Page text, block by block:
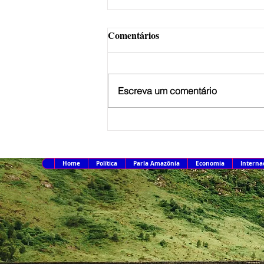
Estudo detalha panorama e
estratégicos na Amazônia
Comentários
Escreva um comentário
Home Política Parla Amazônia Economia